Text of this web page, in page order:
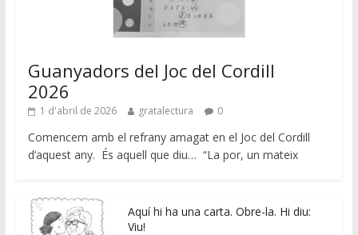
Guanyadors del Joc del Cordill
2026
1 d'abril de 2026 gratalectura 0
Comencem amb el refrany amagat en el Joc del Cordill
d’aquest any. És aquell que diu… “La por, un mateix
Aquí hi ha una carta. Obre-la. Hi diu:
Viu!